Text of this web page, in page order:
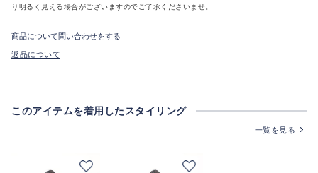
り明るく見える場合がございますのでご了承くださいませ。
商品について問い合わせをする
返品について
このアイテムを着用したスタイリング
一覧を見る